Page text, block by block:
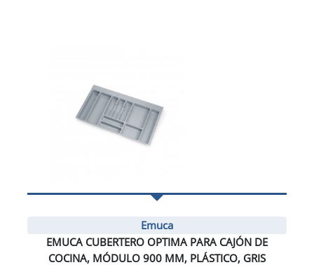
Emuca
EMUCA CUBERTERO OPTIMA PARA CAJÓN DE
COCINA, MÓDULO 900 MM, PLÁSTICO, GRIS